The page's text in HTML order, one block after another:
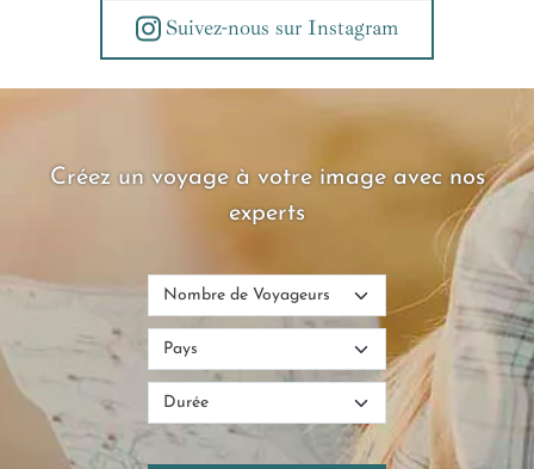
Suivez-nous sur Instagram
Créez un voyage à votre image avec nos
experts